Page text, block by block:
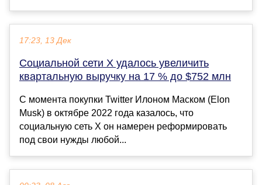
17:23, 13 Дек
Социальной сети X удалось увеличить
квартальную выручку на 17 % до $752 млн
С момента покупки Twitter Илоном Маском (Elon
Musk) в октябре 2022 года казалось, что
социальную сеть X он намерен реформировать
под свои нужды любой...